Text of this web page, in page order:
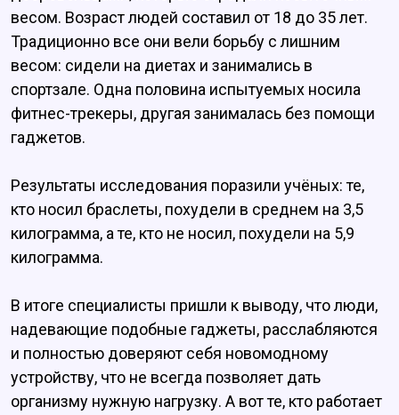
весом. Возраст людей составил от 18 до 35 лет.
Традиционно все они вели борьбу с лишним
весом: сидели на диетах и занимались в
спортзале. Одна половина испытуемых носила
фитнес-трекеры, другая занималась без помощи
гаджетов.
Результаты исследования поразили учёных: те,
кто носил браслеты, похудели в среднем на 3,5
килограмма, а те, кто не носил, похудели на 5,9
килограмма.
В итоге специалисты пришли к выводу, что люди,
надевающие подобные гаджеты, расслабляются
и полностью доверяют себя новомодному
устройству, что не всегда позволяет дать
организму нужную нагрузку. А вот те, кто работает